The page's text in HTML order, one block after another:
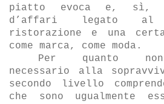
piatto evoca e, sì,
d’affari legato al
ristorazione e una
come marca, come moda.
Per quanto non
necessario alla
secondo livello
che sono ugualmente